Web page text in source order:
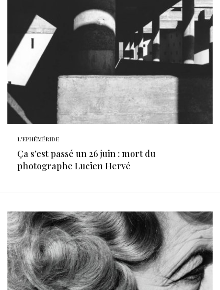
L'EPHÉMÉRIDE
Ça s’est passé un 26 juin : mort du
photographe Lucien Hervé